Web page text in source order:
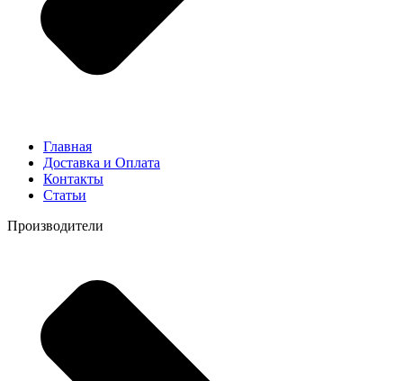
Главная
Доставка и Оплата
Контакты
Статьи
Производители